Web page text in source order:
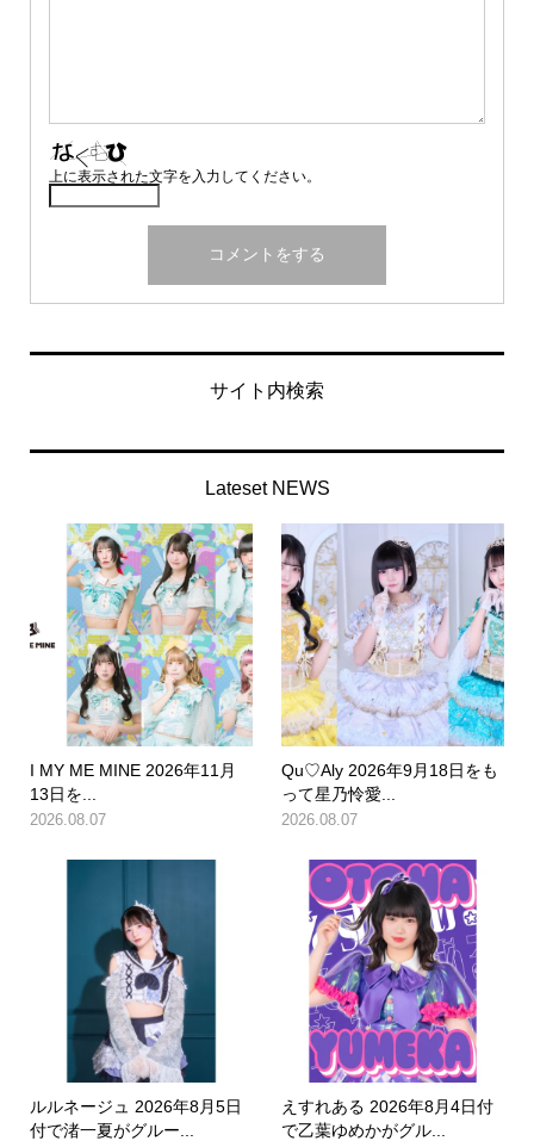
上に表示された文字を入力してください。
サイト内検索
Lateset NEWS
I MY ME MINE 2026年11月
13日を...
2026.08.07
Qu♡Aly 2026年9月18日をも
って星乃怜愛...
2026.08.07
ルルネージュ 2026年8月5日
付で渚一夏がグルー...
えすれある 2026年8月4日付
で乙葉ゆめかがグル...